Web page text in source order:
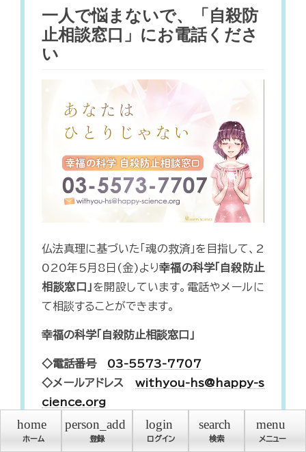
一人で悩まないで、「自殺防
止相談窓口」にお電話くださ
い
仏法真理に基づいた「魂の救済」を目指して、2
020年5月8日(金)より幸福の科学「自殺防止
相談窓口」を開設しています。電話やメールに
て相談することができます。
幸福の科学「自殺防止相談窓口」
◇電話番号 03-5573-7707
◇メールアドレス withyou-hs@happy-s
cience.org
◇時間 火曜～土曜[祝日を含む]10：00～1
8：00
home
ホーム
person_add
登録
login
ログイン
search
検索
menu
メニュー